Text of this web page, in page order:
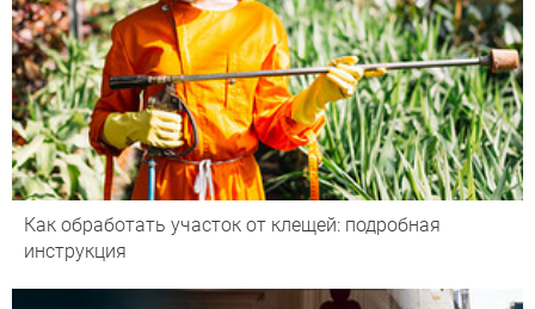
Как обработать участок от клещей: подробная
инструкция